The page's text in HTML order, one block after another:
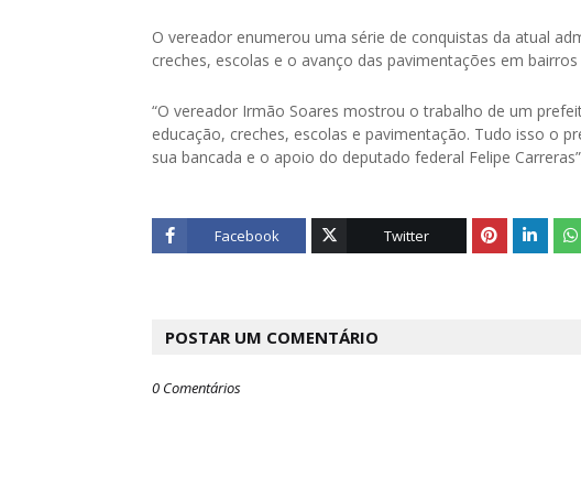
O vereador enumerou uma série de conquistas da atual
creches, escolas e o avanço das pavimentações em
“O vereador Irmão Soares mostrou o trabalho de um
educação, creches, escolas e pavimentação. Tudo isso o
sua bancada e o apoio do deputado federal Felipe
Facebook Twitter
POSTAR UM COMENTÁRIO
0 Comentários